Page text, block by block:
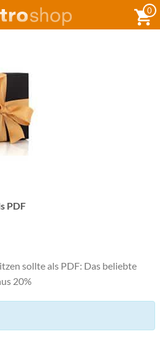
0
PDF
sollte als PDF: Das beliebte
20%